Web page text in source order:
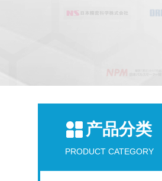
产品分类
PRODUCT CATEGORY